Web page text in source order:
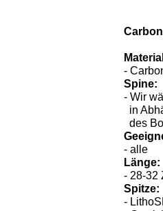
-
Spine:
- Wir
in
des
- alle
Länge:
- 28-32
Spitze:
-